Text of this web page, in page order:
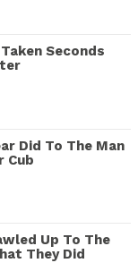
Seconds
Did To The Man
Cub
Up To The
They Did